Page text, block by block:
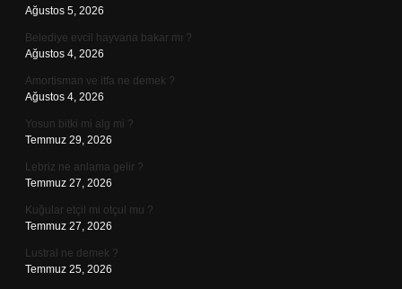
Ağustos 5, 2026
Belediye evcil hayvana bakar mı ?
Ağustos 4, 2026
Amortisman ve itfa ne demek ?
Ağustos 4, 2026
Yosun bitki mi alg mi ?
Temmuz 29, 2026
Lebriz ne anlama gelir ?
Temmuz 27, 2026
Kuğular etçil mi otçul mu ?
Temmuz 27, 2026
Lustral ne demek ?
Temmuz 25, 2026